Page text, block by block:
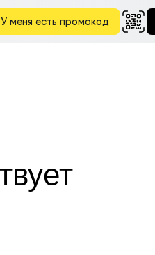
У меня есть промокод